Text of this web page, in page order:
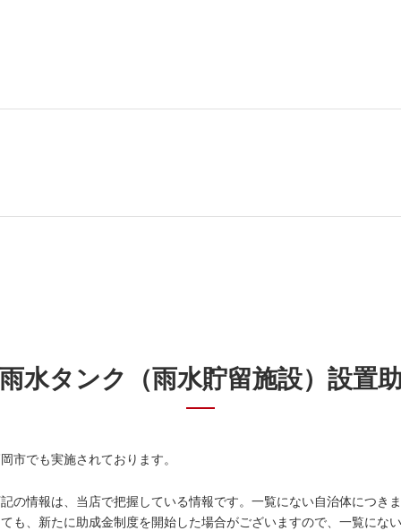
水タンク（雨水貯留施設）設置
市でも実施されております。
の情報は、当店で把握している情報です。一覧にない自治体につきま
も、新たに助成金制度を開始した場合がございますので、一覧にない